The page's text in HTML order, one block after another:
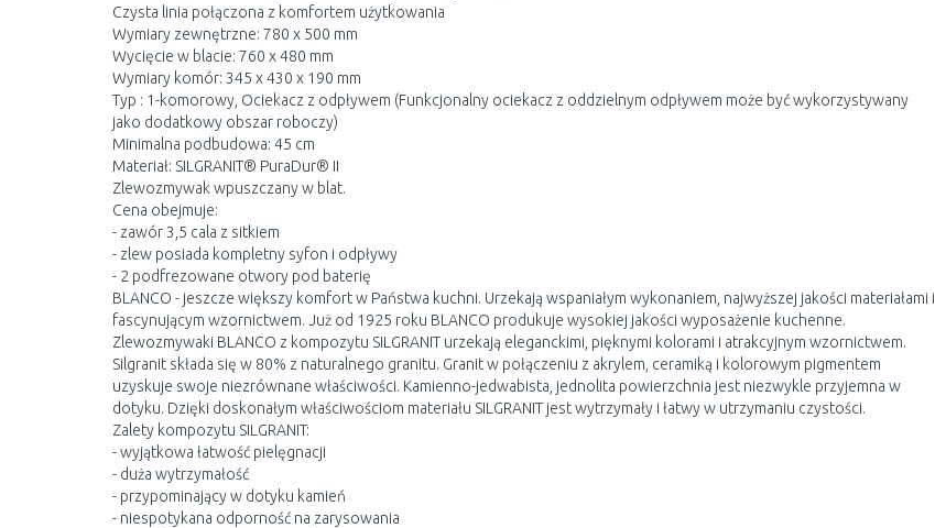
Czysta linia połączona z komfortem użytkowania
Wymiary zewnętrzne: 780 x 500 mm
Wycięcie w blacie: 760 x 480 mm
Wymiary komór: 345 x 430 x 190 mm
Typ : 1-komorowy, Ociekacz z odpływem (Funkcjonalny ociekacz z oddzielnym odpływem może być wykorzystywany
jako dodatkowy obszar roboczy)
Minimalna podbudowa: 45 cm
Materiał: SILGRANIT® PuraDur® II
Zlewozmywak wpuszczany w blat.
Cena obejmuje:
- zawór 3,5 cala z sitkiem
- zlew posiada kompletny syfon i odpływy
- 2 podfrezowane otwory pod baterię
BLANCO - jeszcze większy komfort w Państwa kuchni. Urzekają wspaniałym wykonaniem, najwyższej jakości materiałami i
fascynującym wzornictwem. Już od 1925 roku BLANCO produkuje wysokiej jakości wyposażenie kuchenne.
Zlewozmywaki BLANCO z kompozytu SILGRANIT urzekają eleganckimi, pięknymi kolorami i atrakcyjnym wzornictwem.
Silgranit składa się w 80% z naturalnego granitu. Granit w połączeniu z akrylem, ceramiką i kolorowym pigmentem
uzyskuje swoje niezrównane właściwości. Kamienno-jedwabista, jednolita powierzchnia jest niezwykle przyjemna w
dotyku. Dzięki doskonałym właściwościom materiału SILGRANIT jest wytrzymały i łatwy w utrzymaniu czystości.
Zalety kompozytu SILGRANIT:
- wyjątkowa łatwość pielęgnacji
- duża wytrzymałość
- przypominający w dotyku kamień
- niespotykana odporność na zarysowania